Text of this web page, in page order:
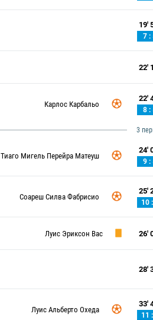
19'
7 :
22'
Карлос Карбальо
22'
8 :
3
Тиаго Мигель Перейра Матеуш
24'
9 :
Соареш Силва Фабрисио
25'
10
Луис Эриксон Вас 26'
28'
Луис Альберто Охеда
33'
11